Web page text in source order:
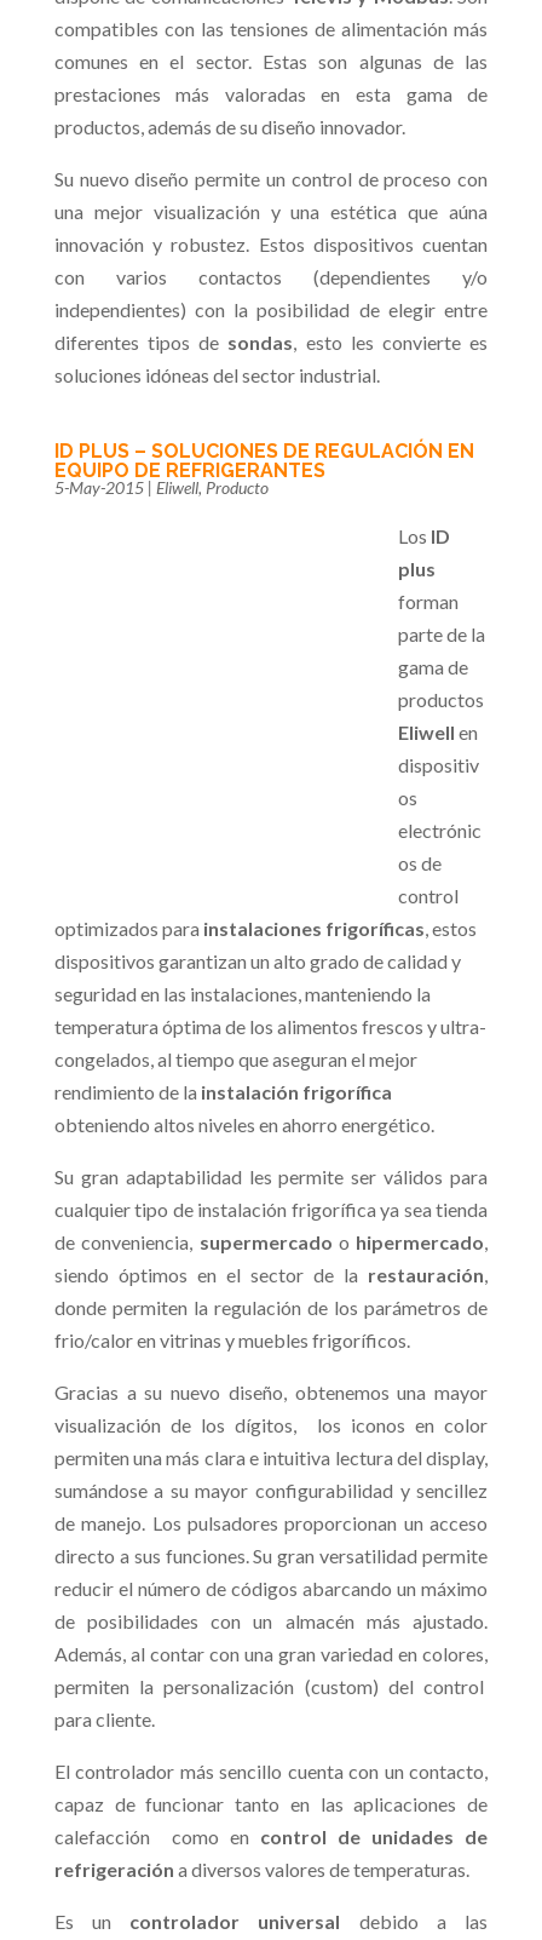
compatibles con las tensiones de alimentación más
comunes en el sector. Estas son algunas de las
prestaciones más valoradas en esta gama de
productos, además de su diseño innovador.
Su nuevo diseño permite un control de proceso con
una mejor visualización y una estética que aúna
innovación y robustez. Estos dispositivos cuentan
con varios contactos (dependientes y/o
independientes) con la posibilidad de elegir entre
diferentes tipos de sondas, esto les convierte es
soluciones idóneas del sector industrial.
ID PLUS – SOLUCIONES DE REGULACIÓN EN
EQUIPO DE REFRIGERANTES
5-May-2015| Eliwell, Producto
Los ID
plus
forman
parte de la
gama de
productos
Eliwell en
dispositiv
os
electrónic
os de
control
optimizados para instalaciones frigoríficas, estos
dispositivos garantizan un alto grado de calidad y
seguridad en las instalaciones, manteniendo la
temperatura óptima de los alimentos frescos y ultra-
congelados, al tiempo que aseguran el mejor
rendimiento de la instalación frigorífica
obteniendo altos niveles en ahorro energético.
Su gran adaptabilidad les permite ser válidos para
cualquier tipo de instalación frigorífica ya sea tienda
de conveniencia, supermercado o hipermercado,
siendo óptimos en el sector de la restauración,
donde permiten la regulación de los parámetros de
frio/calor en vitrinas y muebles frigoríficos.
Gracias a su nuevo diseño, obtenemos una mayor
visualización de los dígitos, los iconos en color
permiten una más clara e intuitiva lectura del display,
sumándose a su mayor configurabilidad y sencillez
de manejo. Los pulsadores proporcionan un acceso
directo a sus funciones. Su gran versatilidad permite
reducir el número de códigos abarcando un máximo
de posibilidades con un almacén más ajustado.
Además, al contar con una gran variedad en colores,
permiten la personalización (custom) del control
para cliente.
El controlador más sencillo cuenta con un contacto,
capaz de funcionar tanto en las aplicaciones de
calefacción como en control de unidades de
refrigeración a diversos valores de temperaturas.
Es un controlador universal debido a las